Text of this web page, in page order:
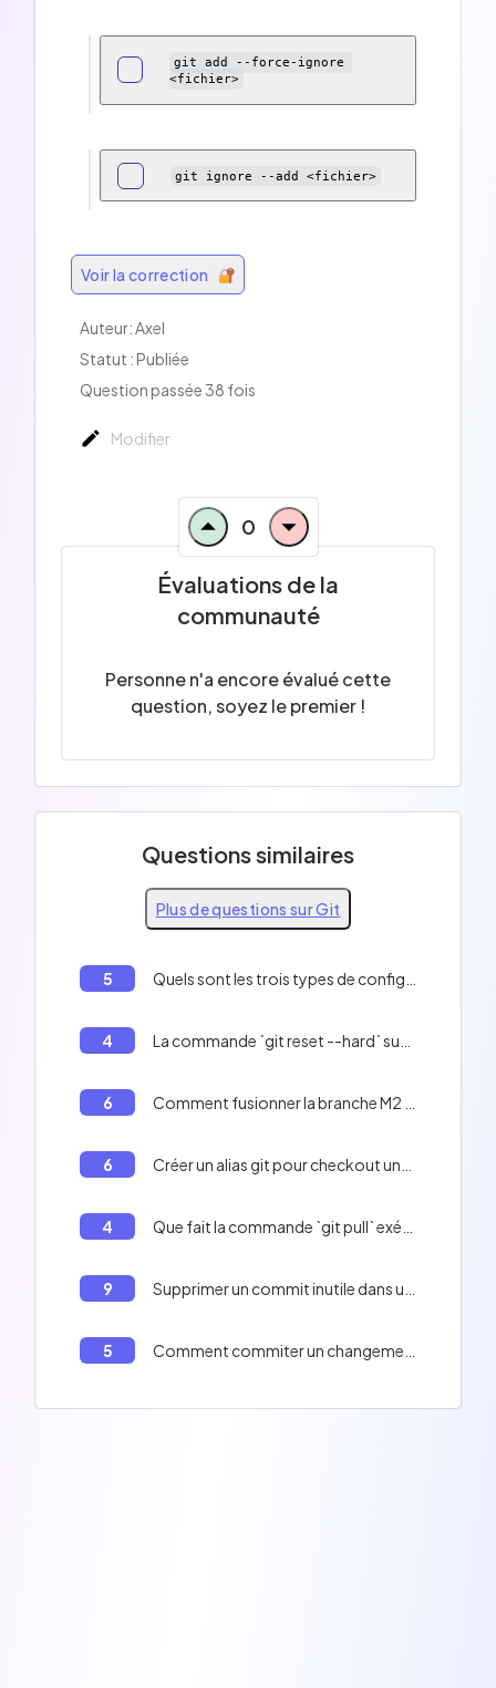
git add --force-ignore
<fichier>
git ignore --add <fichier>
Voir la correction
Auteur:Axel
Statut : Publiée
Question passée 38 fois
Modifier
0
Évaluations de la
communauté
Personne n'a encore évalué cette
question, soyez le premier !
Questions similaires
Plus de questions sur Git
5
4
6
6
4
9
5